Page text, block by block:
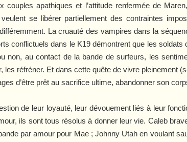
apathiques et l’attitude renfermée de
se libérer partiellement des contraintes
La cruauté des vampires dans la
conflictuels dans le K19 démontrent que les soldats
non, au contact de la bande de surfeurs, les
les réfréner. Et dans cette quête de vivre pleinement
d’être prêt au sacrifice ultime, abandonner son
de leur loyauté, leur dévouement liés à leur
ils sont tous résolus à donner leur vie. Caleb
par amour pour Mae ; Johnny Utah en voulant